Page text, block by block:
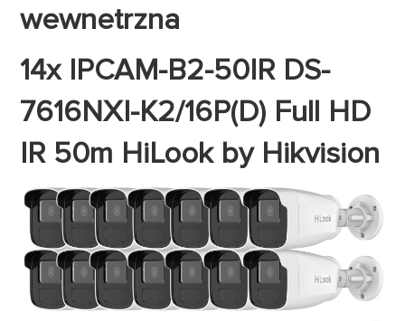
wewnetrzna
14x IPCAM-B2-50IR DS-
7616NXI-K2/16P(D) Full HD
IR 50m HiLook by Hikvision